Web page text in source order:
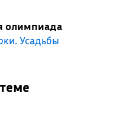
олимпиада
Усадьбы